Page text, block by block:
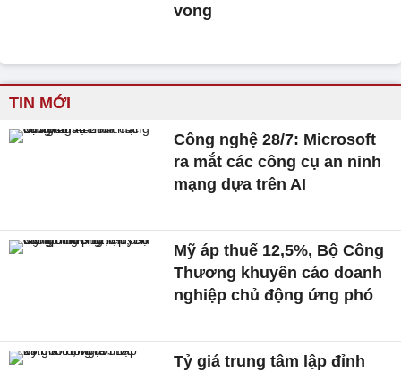
vong
TIN MỚI
Công nghệ 28/7: Microsoft
ra mắt các công cụ an ninh
mạng dựa trên AI
Mỹ áp thuế 12,5%, Bộ Công
Thương khuyến cáo doanh
nghiệp chủ động ứng phó
Tỷ giá trung tâm lập đỉnh